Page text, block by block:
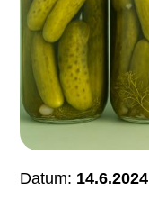
Datum: 14.6.2024